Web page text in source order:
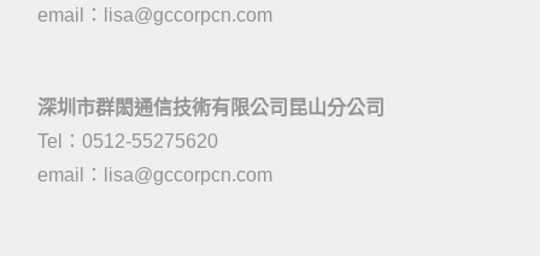
email：
lisa@gccorpcn.com
深圳市群閎通信技術有限公司昆山分公司
Tel：0512-55275620
email：
lisa@gccorpcn.com